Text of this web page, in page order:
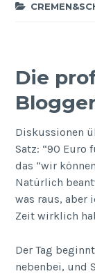
Die
Diskussionen
Satz: “90 Euro
das “wir
Natürlich
was raus, aber
Zeit wirklich
Der Tag
nebenbei, und